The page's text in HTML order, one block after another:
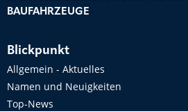
BAUFAHRZEUGE
Blickpunkt
Allgemein - Aktuelles
Namen und Neuigkeiten
Top-News